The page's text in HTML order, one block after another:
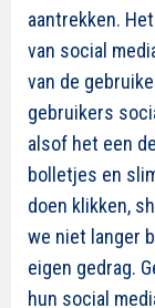
aantrekken.
van social
van de
gebruikers
alsof het een
bolletjes en
doen klikken,
we niet langer
eigen gedrag.
hun social